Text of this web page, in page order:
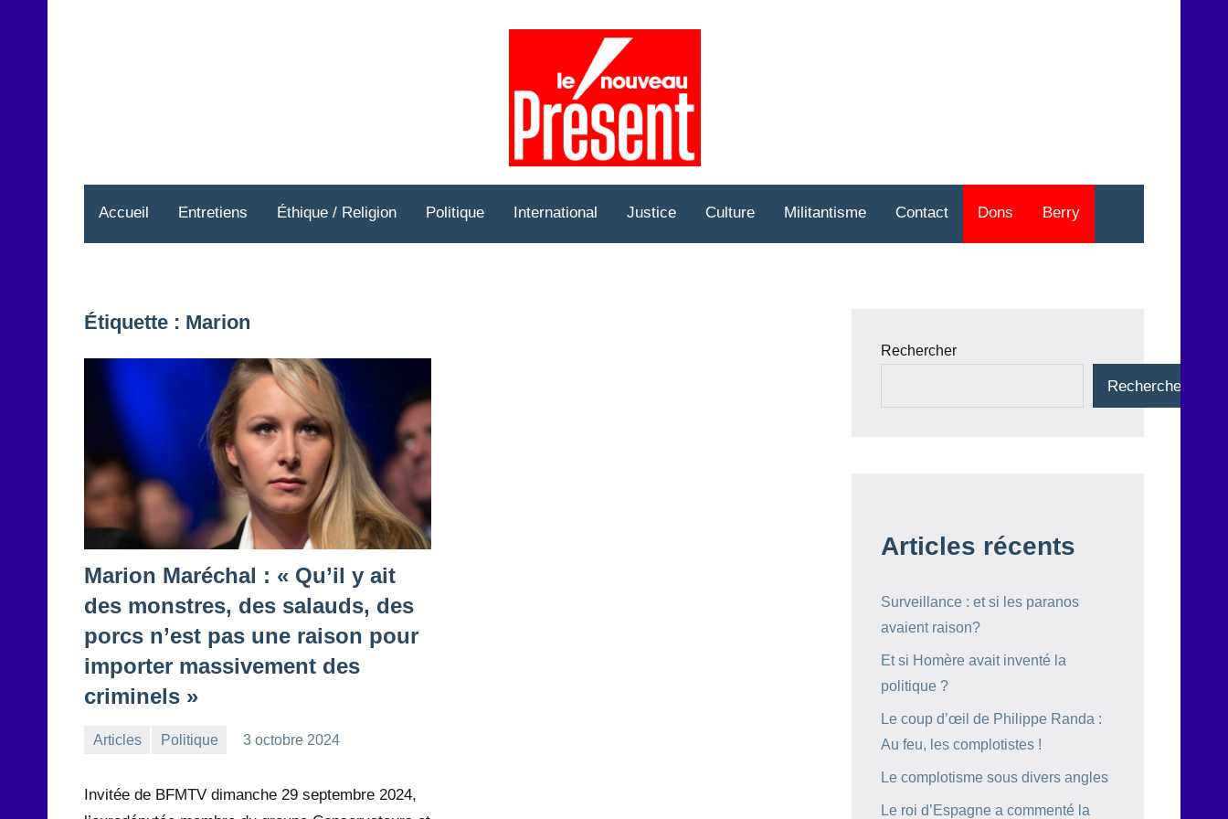
Accueil Entretiens Éthique / Religion Politique International Justice Culture Militantisme Contact Dons Berry
Étiquette : Marion
Marion Maréchal : « Qu’il y ait
des monstres, des salauds, des
porcs n’est pas une raison pour
importer massivement des
criminels »
Articles Politique
3 octobre 2024
Invitée de BFMTV dimanche 29 septembre 2024,
Rechercher
Rechercher
Articles récents
Surveillance : et si les paranos
avaient raison?
Et si Homère avait inventé la
politique ?
Le coup d’œil de Philippe Randa :
Au feu, les complotistes !
Le complotisme sous divers angles
Le roi d’Espagne a commenté la